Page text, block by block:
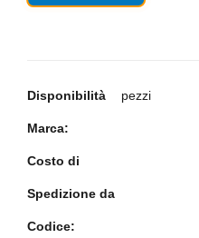
Disponibilità pezzi
Marca:
Costo di
Spedizione da
Codice: